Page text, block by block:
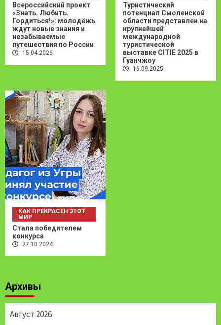
Всероссийский проект
«Знать. Любить.
Гордиться!»: молодёжь
ждут новые знания и
незабываемые
путешествия по России
15.04.2026
Туристический
потенциал Смоленской
области представлен на
крупнейшей
международной
туристической
выставке CITIE 2025 в
Гуанчжоу
16.09.2025
КАК ПРЕКРАСЕН ЭТОТ
МИР
Стала победителем
конкурса
27.10.2024
Архивы
Август 2026